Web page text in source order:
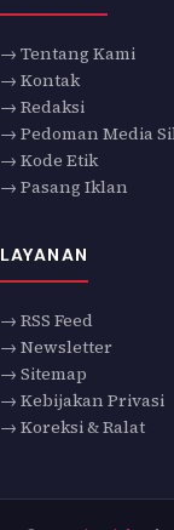
→ Tentang Kami
→ Kontak
→ Redaksi
→ Pedoman Media
→ Kode Etik
→ Pasang Iklan
LAYANAN
→ RSS Feed
→ Newsletter
→ Sitemap
→ Kebijakan Privasi
→ Koreksi & Ralat